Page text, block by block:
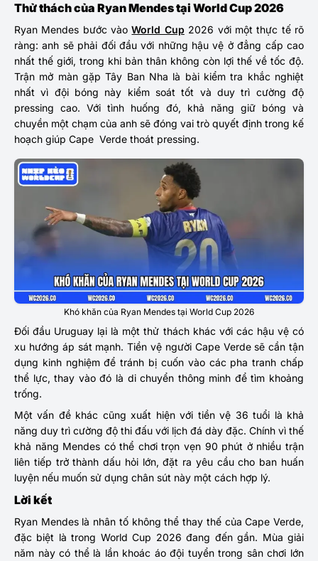
Thử thách của Ryan Mendes tại World Cup 2026
Ryan Mendes bước vàoWorld Cup 2026 với một thực tế rõ
ràng: anh sẽ phải đối đầu với những hậu vệ ở đẳng cấp cao
nhất thế giới, trong khi bản thân không còn lợi thế về tốc độ.
Trận mở màn gặp Tây Ban Nha là bài kiểm tra khắc nghiệt
nhất vì đội bóng này kiểm soát tốt và duy trì cường độ
pressing cao. Với tình huống đó, khả năng giữ bóng và
chuyền một chạm của anh sẽ đóng vai trò quyết định trong kế
hoạch giúp Cape Verde thoát pressing.
Khó khăn của Ryan Mendes tại World Cup 2026
Đối đầu Uruguay lại là một thử thách khác với các hậu vệ có
xu hướng áp sát mạnh. Tiền vệ người Cape Verde sẽ cần tận
dụng kinh nghiệm để tránh bị cuốn vào các pha tranh chấp
thể lực, thay vào đó là di chuyển thông minh để tìm khoảng
trống.
Một vấn đề khác cũng xuất hiện với tiền vệ 36 tuổi là khả
năng duy trì cường độ thi đấu với lịch đá dày đặc. Chính vì thế
khả năng Mendes có thể chơi trọn vẹn 90 phút ở nhiều trận
liên tiếp trở thành dấu hỏi lớn, đặt ra yêu cầu cho ban huấn
luyện nếu muốn sử dụng chân sút này một cách hợp lý.
Lời kết
Ryan Mendeslà nhân tố không thể thay thế của Cape Verde,
đặc biệt là trong World Cup 2026 đang đến gần. Mùa giải
năm này có thể là lần khoác áo đội tuyển trong sân chơi lớn